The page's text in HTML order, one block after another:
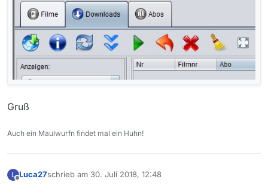
Gruß
Auch ein Maulwurfn findet mal ein Huhn!
L Luca27schrieb am 30. Juli 2018, 12:48
zuletzt editiert von